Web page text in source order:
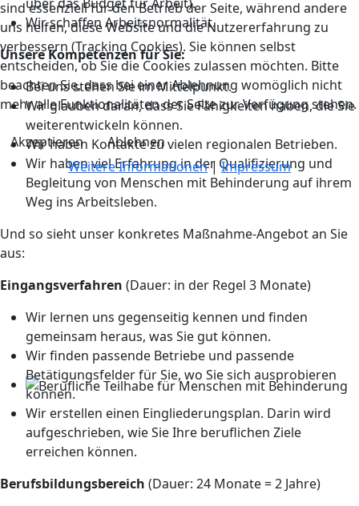
Wir schaffen Arbeitsnormalität.
Unsere Kompetenzen für Sie:
Bei uns stehen Sie im Mittelpunkt.
Wir glauben daran, dass Sie Fähigkeiten haben, die Sie
weiterentwickeln können.
Wir haben Kontakte zu vielen regionalen Betrieben.
Wir haben viel Erfahrung in der Qualifizierung und
Begleitung von Menschen mit Behinderung auf ihrem
Weg ins Arbeitsleben.
Und so sieht unser konkretes Maßnahme-Angebot an Sie
aus:
Eingangsverfahren (Dauer: in der Regel 3 Monate)
Wir lernen uns gegenseitig kennen und finden
gemeinsam heraus, was Sie gut können.
Wir finden passende Betriebe und passende
Betätigungsfelder für Sie, wo Sie sich ausprobieren
können.
Wir erstellen einen Eingliederungsplan. Darin wird
aufgeschrieben, wie Sie Ihre beruflichen Ziele
erreichen können.
Berufsbildungsbereich (Dauer: 24 Monate = 2 Jahre)
sind essenziell für den Betrieb der Seite, während andere
uns helfen, diese Website und die Nutzererfahrung zu
verbessern (Tracking Cookies). Sie können selbst
entscheiden, ob Sie die Cookies zulassen möchten. Bitte
beachten Sie, dass bei einer Ablehnung womöglich nicht
mehr alle Funktionalitäten der Seite zur Verfügung stehen.
Akzeptieren
Ablehnen
Weitere Informationen|Impressum